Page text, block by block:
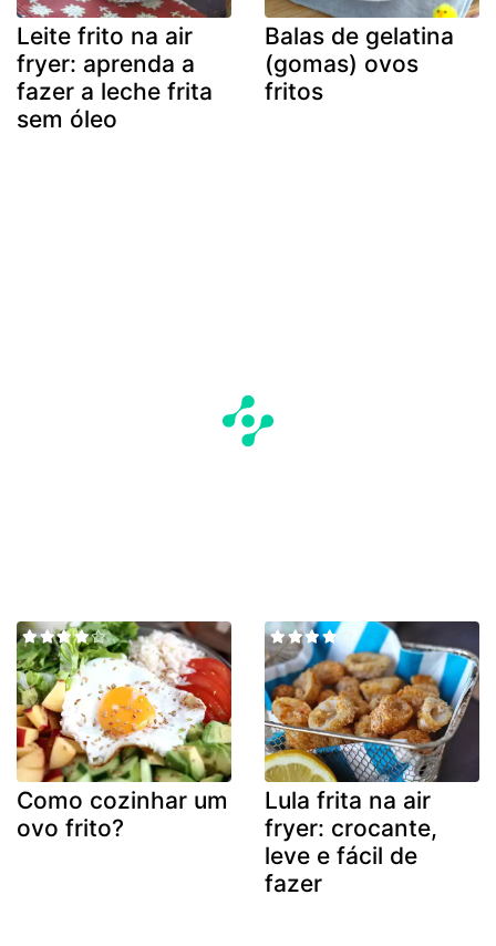
Leite frito na air
fryer: aprenda a
fazer a leche frita
sem óleo
Balas de gelatina
(gomas) ovos
fritos
Como cozinhar um
ovo frito?
Lula frita na air
fryer: crocante,
leve e fácil de
fazer